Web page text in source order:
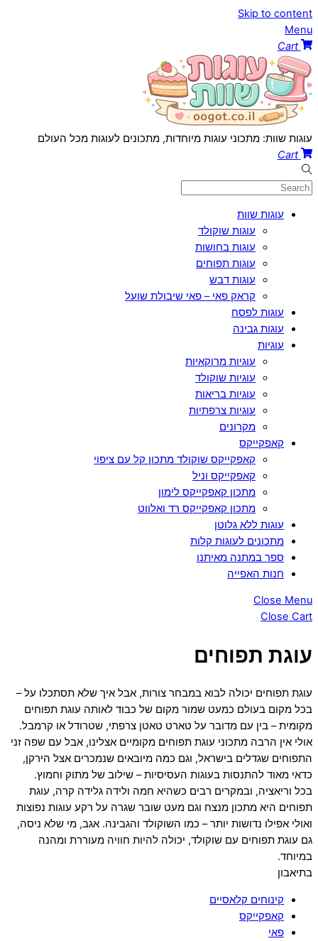
Skip to content
Menu
Cart
עוגות שוות: מתכוני עוגות מיוחדות, מתכונים לעוגות מכל העולם
Cart
עוגות שוות
עוגות שוקולד
עוגות בחושות
עוגות תפוחים
עוגות דבש
קראק פאי – פאי שיבולת שועל
עוגות לפסח
עוגות גבינה
עוגיות
עוגיות מרוקאיות
עוגיות שוקולד
עוגיות בריאות
עוגיות צרפתיות
מקרונים
קאפקייקס
קאפקייקס שוקולד מתכון קל עם ציפוי
קאפקייקס וניל
מתכון קאפקייקס לימון
מתכון קאפקייקס רד ואלווט
עוגות ללא גלוטן
מתכונים לעוגות קלות
ספר במתנה מאיתנו
חנות האפייה
Close Menu
Close Cart
עוגת תפוחים
עוגת תפוחים יכולה לבוא במבחר צורות, אבל איך שלא תסתכלו על –
בכל מקום בעולם כמעט שמור מקום של כבוד לאותה עוגת תפוחים
מקומית – בין עם מדובר על טארט טאטן צרפתי, שטרודל או קרמבל.
אולי אין הרבה מתכוני עוגת תפוחים מקומיים אצלינו, אבל עם שפה זני
התפוחים שגדלים בישראל, וגם כמה מיובאים שנמכרים אצל הירקן,
כדאי מאוד להתנסות בעוגות העסיסיות – שילוב של מתוק וחמוץ.
בכל וריאציה, ובמקרים רבים כשהיא חמה ולידה גלידה קרה, עוגת
תפוחים היא מתכון מנצח וגם מעט שובר שגרה על רקע עוגות נפוצות
ואולי אפילו נדושות יותר – כמו השוקולד והגבינה. אגב, מי שלא ניסה,
גם עוגת תפוחים עם שוקולד, יכולה להיות חוויה מעוררת ומהנה
במיוחד.
בתיאבון
קינוחים קלאסיים
קאפקייקס
פאי